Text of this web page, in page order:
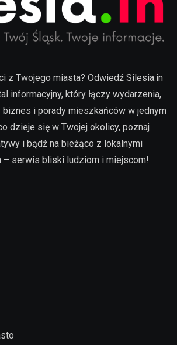
z Twojego miasta? Odwiedź Silesia.in
informacyjny, który łączy wydarzenia,
biznes i porady mieszkańców w jednym
dzieje się w Twojej okolicy, poznaj
i bądź na bieżąco z lokalnymi
– serwis bliski ludziom i miejscom!